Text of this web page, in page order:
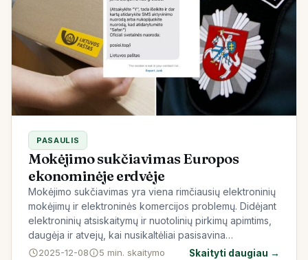
PASAULIS
Mokėjimo sukčiavimas Europos
ekonominėje erdvėje
Mokėjimo sukčiavimas yra viena rimčiausių elektroninių
mokėjimų ir elektroninės komercijos problemų. Didėjant
elektroninių atsiskaitymų ir nuotolinių pirkimų apimtims,
daugėja ir atvejų, kai nusikaltėliai pasisavina…
2025-12-08 5 min. skaitymo Skaityti daugiau →